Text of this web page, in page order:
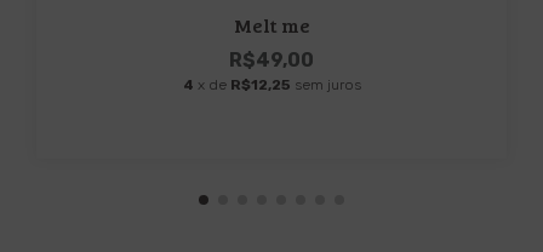
Melt me
R$49,00
4 x de R$12,25 sem juros